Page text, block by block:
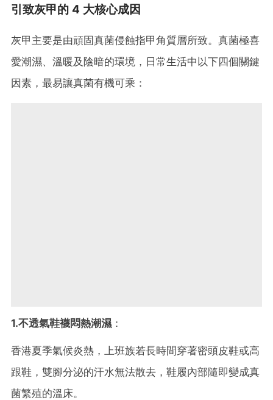
引致灰甲的 4 大核心成因
灰甲主要是由頑固真菌侵蝕指甲角質層所致。真菌極喜
愛潮濕、溫暖及陰暗的環境，日常生活中以下四個關鍵
因素，最易讓真菌有機可乘：
1.不透氣鞋襪悶熱潮濕：
香港夏季氣候炎熱，上班族若長時間穿著密頭皮鞋或高
跟鞋，雙腳分泌的汗水無法散去，鞋履內部隨即變成真
菌繁殖的溫床。